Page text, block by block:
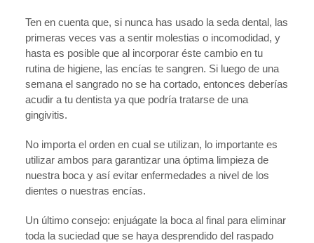
Ten en cuenta que, si nunca has usado la seda dental, las
primeras veces vas a sentir molestias o incomodidad, y
hasta es posible que al incorporar éste cambio en tu
rutina de higiene, las encías te sangren. Si luego de una
semana el sangrado no se ha cortado, entonces deberías
acudir a tu dentista ya que podría tratarse de una
gingivitis.
No importa el orden en cual se utilizan, lo importante es
utilizar ambos para garantizar una óptima limpieza de
nuestra boca y así evitar enfermedades a nivel de los
dientes o nuestras encías.
Un último consejo: enjuágate la boca al final para eliminar
toda la suciedad que se haya desprendido del raspado